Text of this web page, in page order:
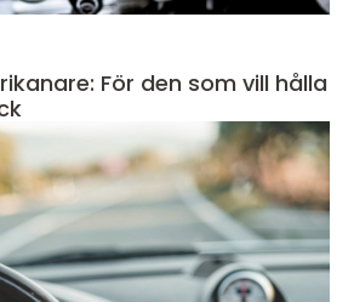
För den som vill hålla